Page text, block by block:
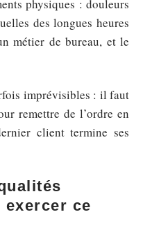
physiques : douleurs
des longues heures
métier de bureau, et le
imprévisibles : il faut
remettre de l’ordre en
client termine ses
exercer ce